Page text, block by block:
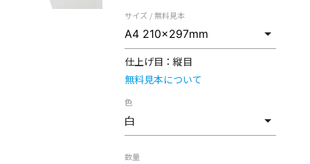
サイズ / 無料見本
仕上げ目： 縦目
無料見本について
色
数量